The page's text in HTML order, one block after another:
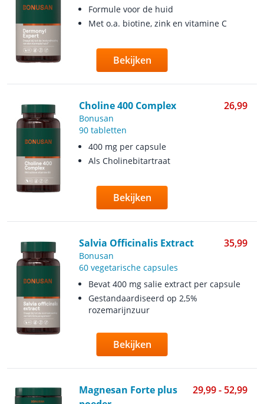
Formule voor de huid
Met o.a. biotine, zink en vitamine C
Bekijken
Choline 400 Complex 26,99
Bonusan
90 tabletten
400 mg per capsule
Als Cholinebitartraat
Bekijken
Salvia Officinalis Extract 35,99
Bonusan
60 vegetarische capsules
Bevat 400 mg salie extract per capsule
Gestandaardiseerd op 2,5%
rozemarijnzuur
Bekijken
Magnesan Forte plus
29,99 - 52,99